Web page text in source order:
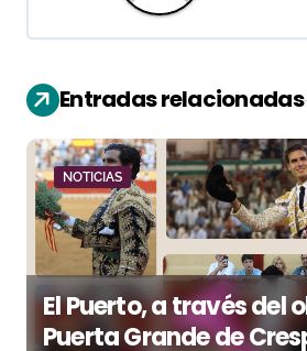
i
ó
n
d
e
e
n
Entradas relacionadas
NOTICIAS
El Puerto, a través del
Puerta Grande de